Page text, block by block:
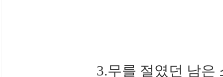
3.무를 절였던 남은